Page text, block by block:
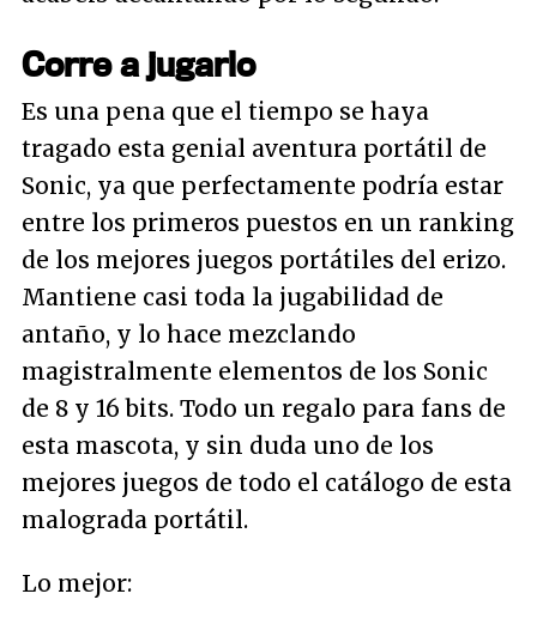
Corre a jugarlo
Es una pena que el tiempo se haya
tragado esta genial aventura portátil de
Sonic, ya que perfectamente podría estar
entre los primeros puestos en un ranking
de los mejores juegos portátiles del erizo.
Mantiene casi toda la jugabilidad de
antaño, y lo hace mezclando
magistralmente elementos de los Sonic
de 8 y 16 bits. Todo un regalo para fans de
esta mascota, y sin duda uno de los
mejores juegos de todo el catálogo de esta
malograda portátil.
Lo mejor: